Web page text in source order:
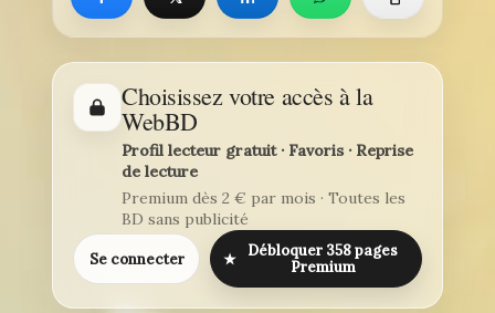
Choisissez votre accès à la
WebBD
Profil lecteur gratuit · Favoris · Reprise
de lecture
Premium dès 2 € par mois · Toutes les
BD sans publicité
Se connecter ★
Débloquer 358 pages
Premium